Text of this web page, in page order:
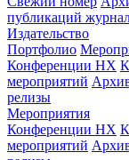
публикаций
Издательство
Портфолио
Конференции НХ
мероприятий
релизы
Мероприятия
Конференции НХ
мероприятий